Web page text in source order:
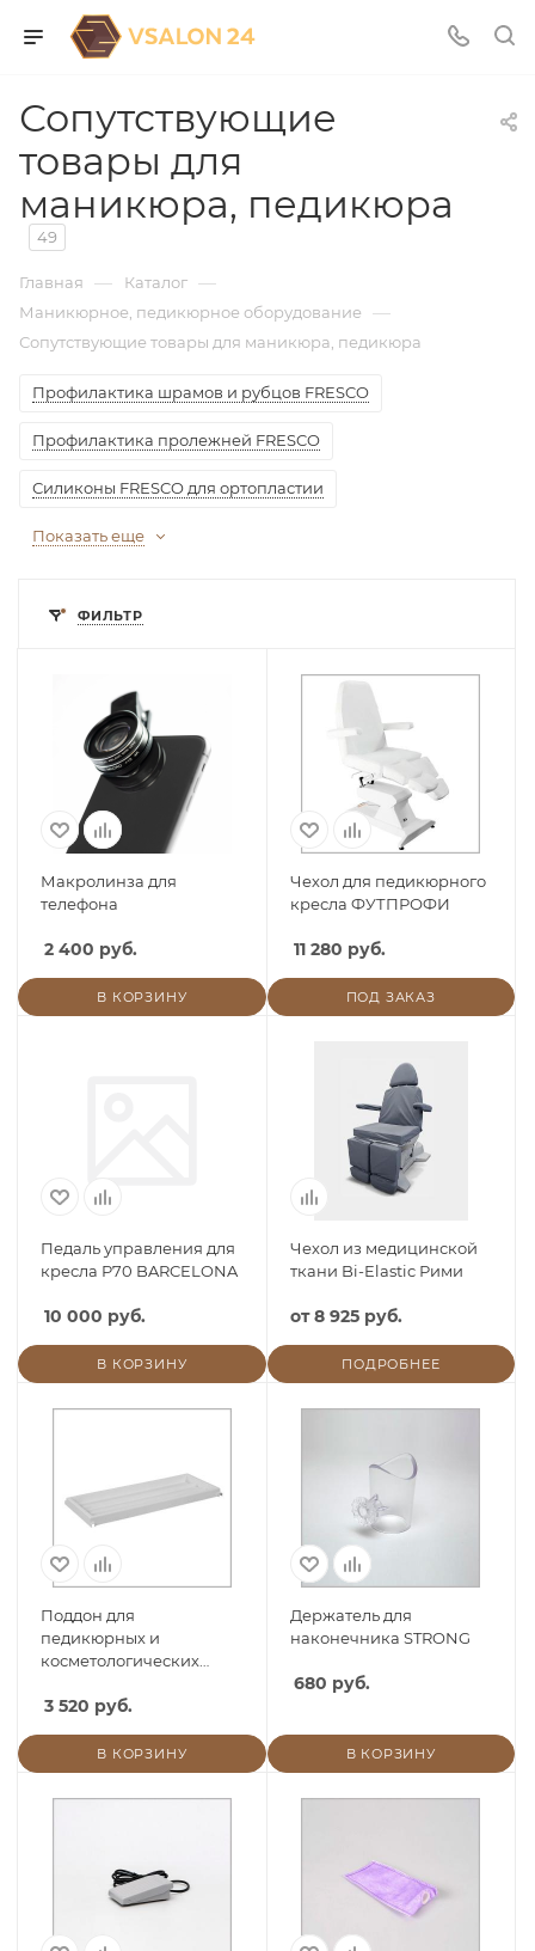
Сопутствующие
товары для
маникюра, педикюра
49
Главная — Каталог —
Маникюрное, педикюрное оборудование —
Сопутствующие товары для маникюра, педикюра
Профилактика шрамов и рубцов FRESCO
Профилактика пролежней FRESCO
Силиконы FRESCO для ортопластии
Показать еще
ФИЛЬТР
Макролинза для
телефона
2 400 руб.
В КОРЗИНУ
Чехол для педикюрного
кресла ФУТПРОФИ
11 280 руб.
ПОД ЗАКАЗ
Педаль управления для
кресла P70 BARCELONA
10 000 руб.
В КОРЗИНУ
Чехол из медицинской
ткани Bi-Elastic Рими
от8 925 руб.
ПОДРОБНЕЕ
Поддон для
педикюрных и
косметологических
3 520 руб.
В КОРЗИНУ
Держатель для
наконечника STRONG
680 руб.
В КОРЗИНУ